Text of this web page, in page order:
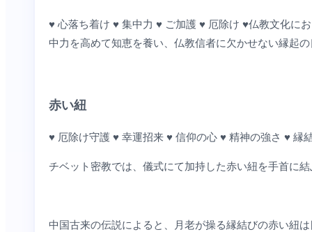
♥ 心落ち着け ♥ 集中力 ♥ ご加護 ♥ 厄除け ♥仏教文化に
中力を高めて知恵を養い、仏教信者に欠かせない縁起
赤い紐
♥ 厄除け守護 ♥ 幸運招来 ♥ 信仰の心 ♥ 精神の強さ ♥ 縁
チベット密教では、儀式にて加持した赤い紐を手首に
中国古来の伝説によると、月老が操る縁結びの赤い紐